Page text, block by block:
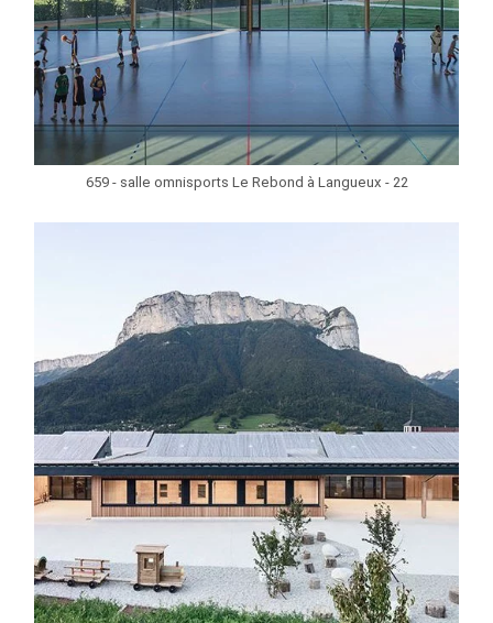
659 - salle omnisports Le Rebond à Langueux - 22